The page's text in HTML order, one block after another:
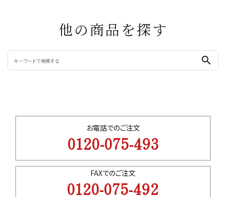
他の商品を探す
search
お電話でのご注文
0120-075-493
FAXでのご注文
0120-075-492